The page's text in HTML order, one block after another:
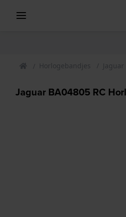
Horlogebandjes Jaguar
Jaguar BA04805 RC